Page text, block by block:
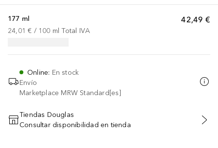
42,49 €
177 ml
24,01 € / 100 ml Total IVA
Online: En stock
Envío
Marketplace MRW Standard[es]
AÑADIR AL CARRITO
Tiendas Douglas
Consultar disponibilidad en tienda